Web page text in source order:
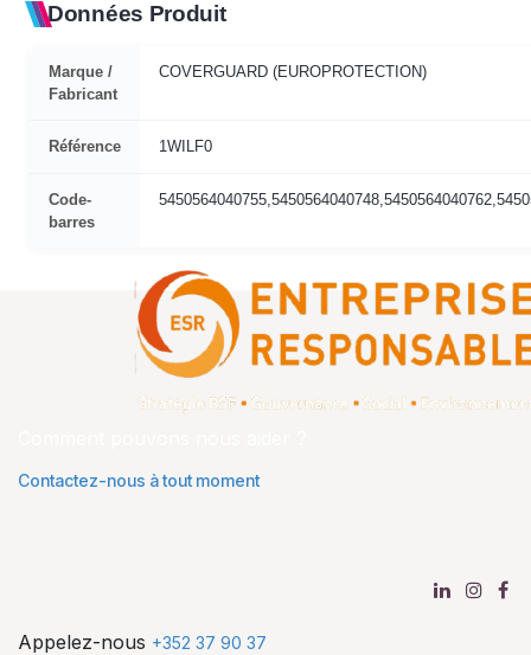
Données Produit
Marque /
Fabricant
COVERGUARD (EUROPROTECTION)
Référence 1WILF0
Code-
barres
Contactez-nous à tout moment
Appelez-nous +352 37 90 37